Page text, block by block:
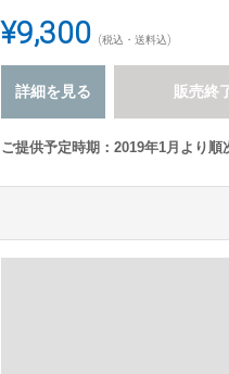
¥9,300 (税込・送料込)
詳細を見る 販売終
ご提供予定時期：2019年1月より順